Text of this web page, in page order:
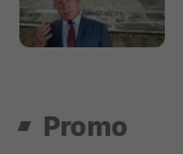
Promo